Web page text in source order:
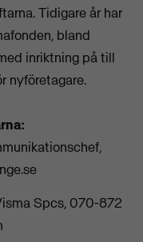
Tidigare år har
bland
inriktning på till
nyföretagare.
Spcs, 070-872